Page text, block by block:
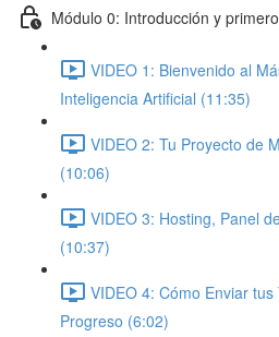
Módulo 0: Introducción y
VIDEO 1: Bienvenido al
Inteligencia Artificial (11:35)
VIDEO 2: Tu Proyecto de
(10:06)
VIDEO 3: Hosting, Panel
(10:37)
VIDEO 4: Cómo Enviar
Progreso (6:02)